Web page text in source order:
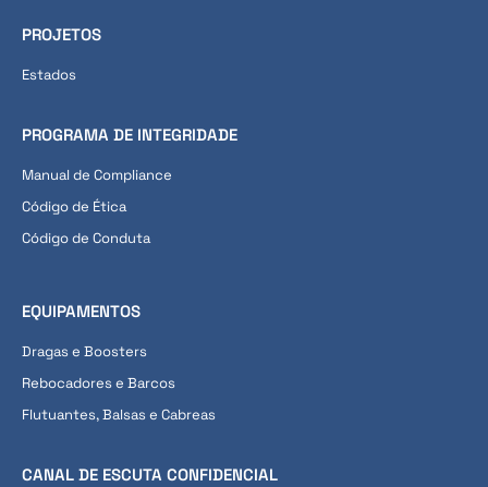
PROJETOS
Estados
PROGRAMA DE INTEGRIDADE
Manual de Compliance
Código de Ética
Código de Conduta
EQUIPAMENTOS
Dragas e Boosters
Rebocadores e Barcos
Flutuantes, Balsas e Cabreas
CANAL DE ESCUTA CONFIDENCIAL